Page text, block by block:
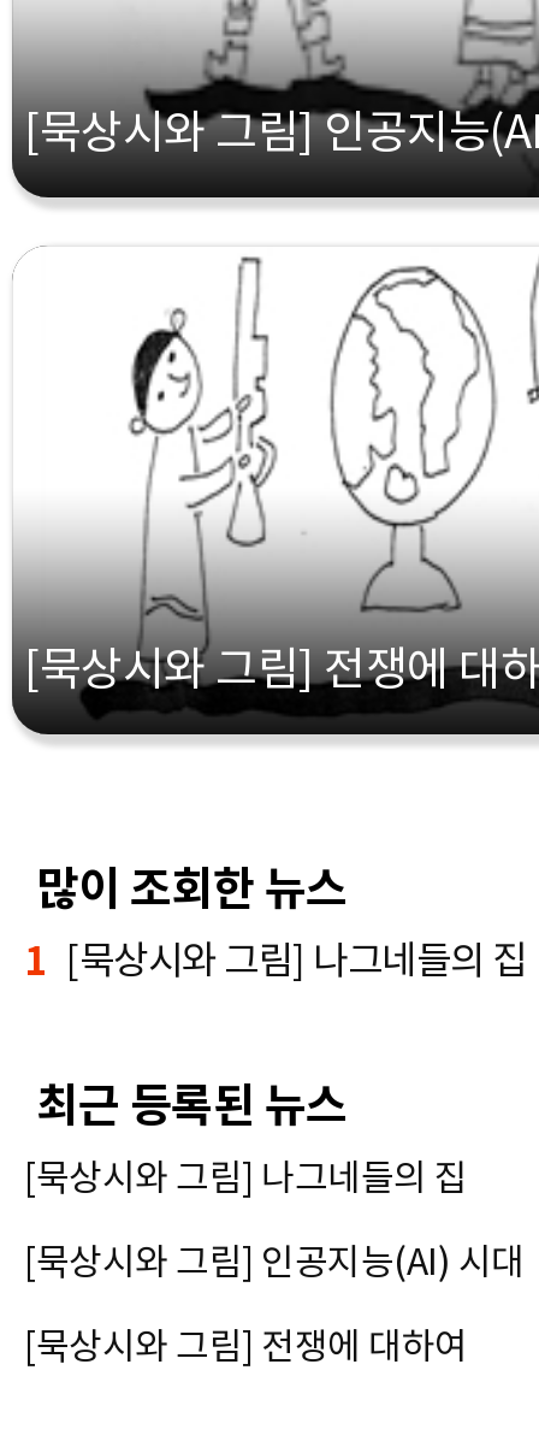
[묵상시와 그림] 인공지능
[묵상시와 그림] 전쟁에 대
많이 조회한 뉴스
1 [묵상시와 그림] 나그네들의 집
최근 등록된 뉴스
[묵상시와 그림] 나그네들의 집
[묵상시와 그림] 인공지능(AI) 시대
[묵상시와 그림] 전쟁에 대하여